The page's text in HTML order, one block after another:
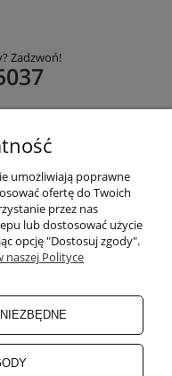
Zadzwoń!
umożliwiają poprawne
ofertę do Twoich
przez nas
lub dostosować użycie
opcję "Dostosuj zgody".
naszej Polityce